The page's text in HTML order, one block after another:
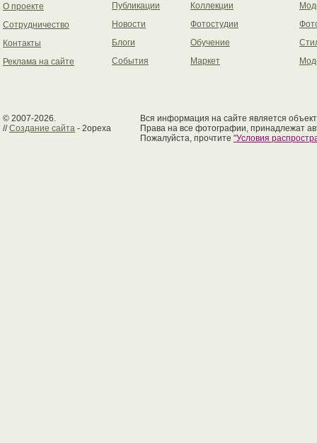
О проекте
Сотрудничество
Контакты
Реклама на сайте
Публикации
Новости
Блоги
События
Коллекции
Фотостудии
Обучение
Маркет
© 2007-2026.
//Создание сайта - 2opexa
Вся информация на сайте является
Права на все фотографии, принадлежат
Пожалуйста, прочтите "Условия